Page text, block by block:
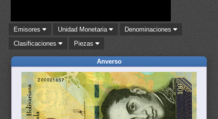
Emisores Unidad Monetaria
Denominaciones
Clasificaciones
Piezas
Anverso